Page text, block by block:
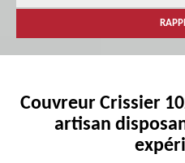
Couvreur Crissier
artisan